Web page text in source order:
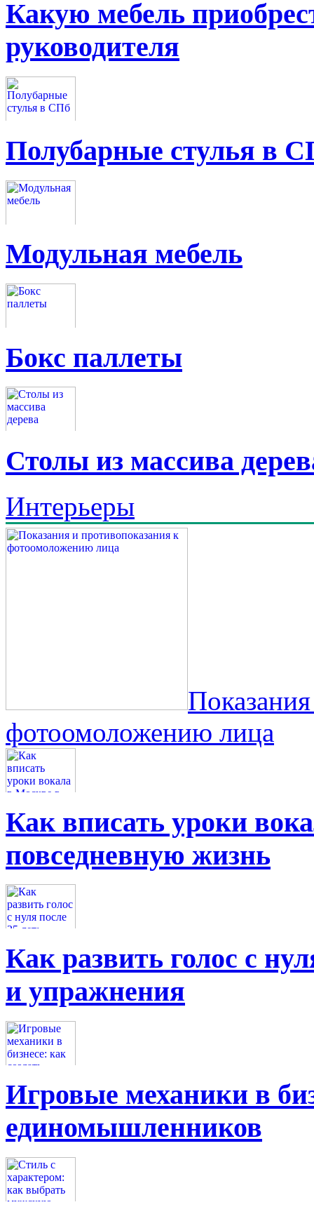
Какую мебель
руководителя
Полубарные стулья в
Модульная мебель
Бокс паллеты
Столы из массива
Интерьеры
фотоомоложению лица
Как вписать уроки
повседневную жизнь
Как развить голос с
и упражнения
Игровые механики в
единомышленников